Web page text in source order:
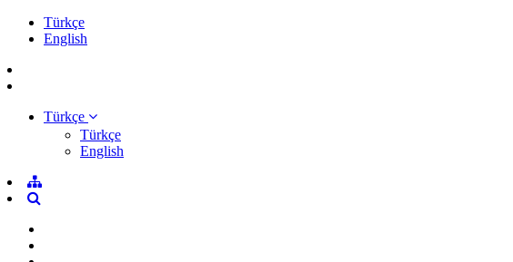
Türkçe
English
Türkçe
Türkçe
English